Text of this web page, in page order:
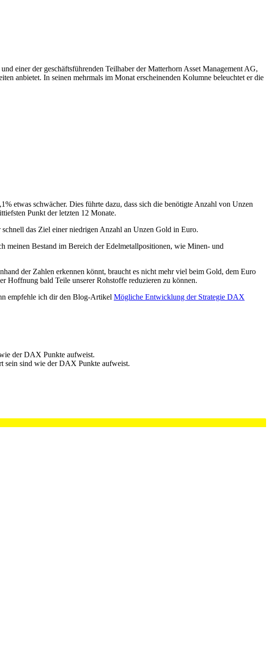
einer der geschäftsführenden Teilhaber der Matterhorn Asset Management AG,
anbietet. In seinen mehrmals im Monat erscheinenden Kolumne beleuchtet er die
etwas schwächer. Dies führte dazu, dass sich die benötigte Anzahl von Unzen
Punkt der letzten 12 Monate.
das Ziel einer niedrigen Anzahl an Unzen Gold in Euro.
meinen Bestand im Bereich der Edelmetallpositionen, wie Minen- und
der Zahlen erkennen könnt, braucht es nicht mehr viel beim Gold, dem Euro
Hoffnung bald Teile unserer Rohstoffe reduzieren zu können.
empfehle ich dir den Blog-Artikel Mögliche Entwicklung der Strategie DAX
der DAX Punkte aufweist.
sein sind wie der DAX Punkte aufweist.